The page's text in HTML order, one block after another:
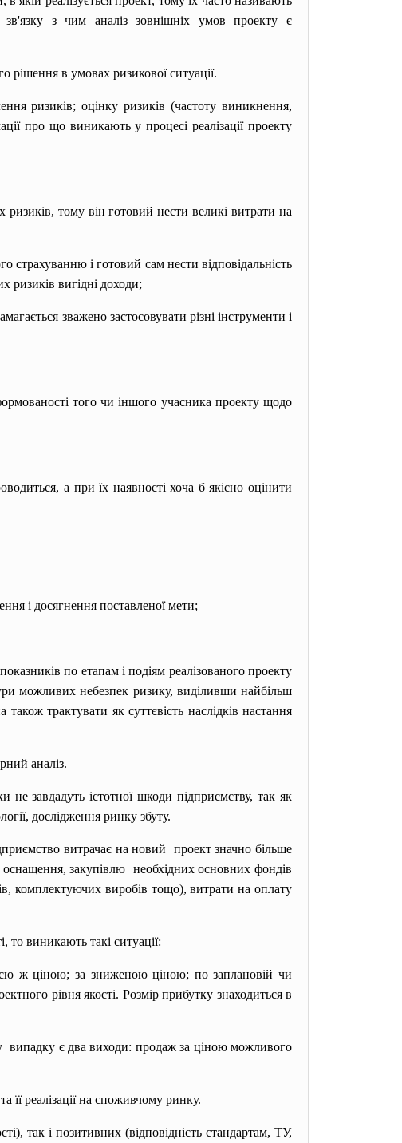
з чим аналіз зовнішніх умов проекту є
рішення в умовах ризикової ситуації.
ризиків; оцінку ризиків (частоту виникнення,
про що виникають у процесі реалізації проекту
тому він готовий нести великі витрати на
страхуванню і готовий сам нести відповідальність
ризиків вигідні доходи;
зважено застосовувати різні інструменти і
того чи іншого учасника проекту щодо
а при їх наявності хоча б якісно оцінити
і досягнення поставленої мети;
по етапам і подіям реалізованого проекту
можливих небезпек ризику, виділивши найбільш
трактувати як суттєвість наслідків настання
аналіз.
завдадуть істотної шкоди підприємству, так як
дослідження ринку збуту.
витрачає на новий проект значно більше
закупівлю необхідних основних фондів
комплектуючих виробів тощо), витрати на оплату
виникають такі ситуації:
ж ціною; за зниженою ціною; по заплановій чи
рівня якості. Розмір прибутку знаходиться в
випадку є два виходи: продаж за ціною можливого
реалізації на споживчому ринку.
так і позитивних (відповідність стандартам, ТУ,